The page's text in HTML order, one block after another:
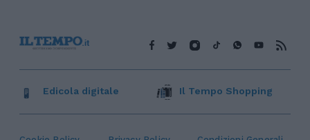
Edicola digitale Il Tempo Shopping